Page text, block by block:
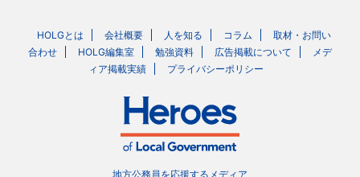
HOLGとは 会社概要 人を知る コラム
取材・お問い
合わせ
HOLG編集室 勉強資料 広告掲載について
メデ
ィア掲載実績
プライバシーポリシー
地方公務員を応援するメディア